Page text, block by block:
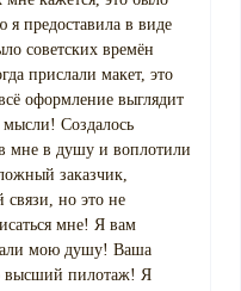
я предоставила в виде
советских времён
прислали макет, это
оформление выглядит
Создалось
в мне в душу и воплотили
заказчик,
связи, но это не
мне! Я вам
мою душу! Ваша
высший пилотаж! Я